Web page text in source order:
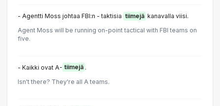
- Agentti Moss johtaa FBI:n - taktisia tiimejä kanavalla viisi.
Agent Moss will be running on-point tactical with FBI teams on
five.
- Kaikki ovat A- tiimejä .
Isn't there? They're all A teams.